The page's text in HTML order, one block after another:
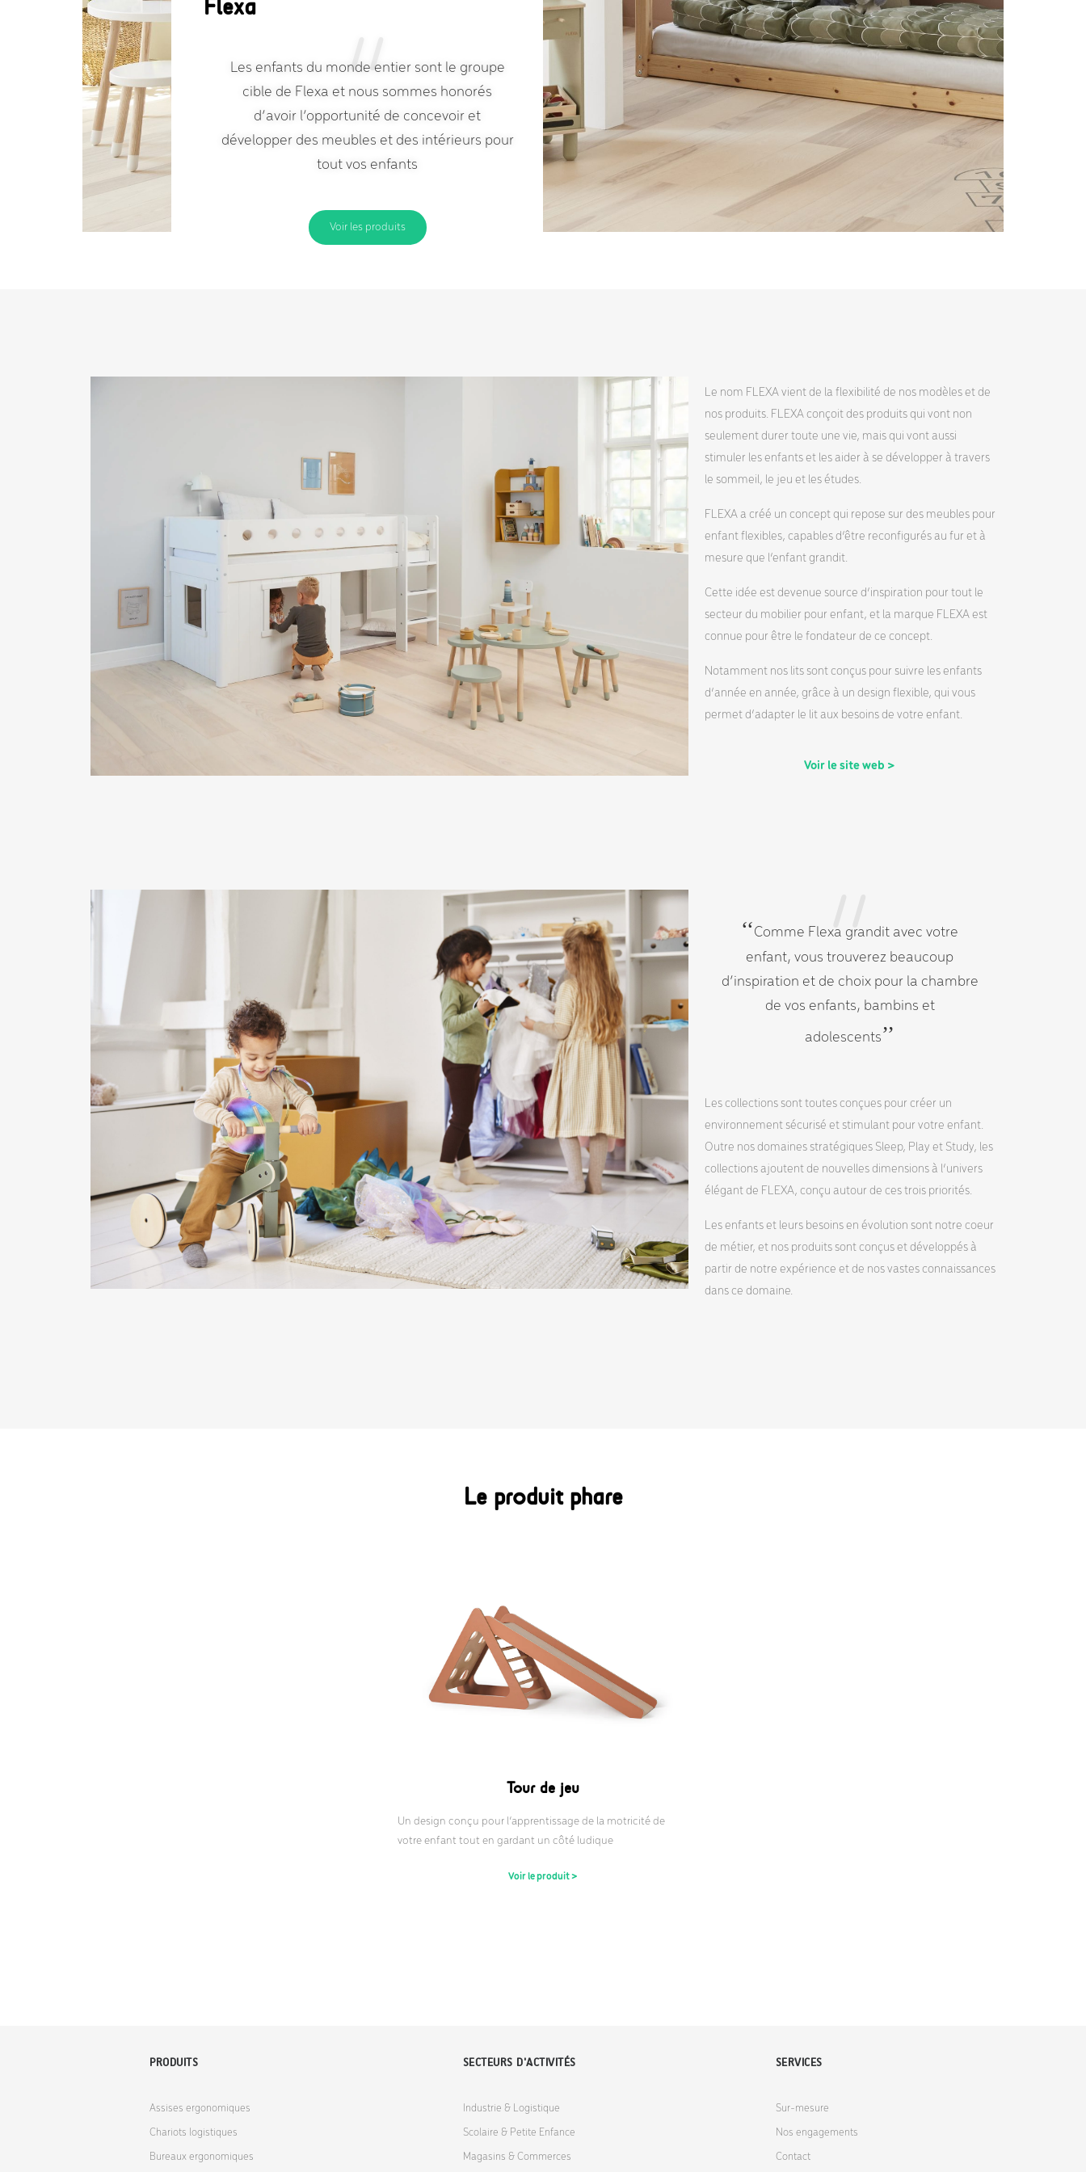
Flexa
Les enfants du monde entier sont le groupe
cible de Flexa et nous sommes honorés
d’avoir l’opportunité de concevoir et
développer des meubles et des intérieurs pour
tout vos enfants
Voir les produits
Le nom FLEXA vient de la flexibilité de nos modèles et de
nos produits. FLEXA conçoit des produits qui vont non
seulement durer toute une vie, mais qui vont aussi
stimuler les enfants et les aider à se développer à travers
le sommeil, le jeu et les études.
FLEXA a créé un concept qui repose sur des meubles pour
enfant flexibles, capables d’être reconfigurés au fur et à
mesure que l’enfant grandit.
Cette idée est devenue source d’inspiration pour tout le
secteur du mobilier pour enfant, et la marque FLEXA est
connue pour être le fondateur de ce concept.
Notamment nos lits sont conçus pour suivre les enfants
d’année en année, grâce à un design flexible, qui vous
permet d’adapter le lit aux besoins de votre enfant.
Voir le site web >
‘‘Comme Flexa grandit avec votre
enfant, vous trouverez beaucoup
d’inspiration et de choix pour la chambre
de vos enfants, bambins et
adolescents’’
Les collections sont toutes conçues pour créer un
environnement sécurisé et stimulant pour votre enfant.
Outre nos domaines stratégiques Sleep, Play et Study, les
collections ajoutent de nouvelles dimensions à l’univers
élégant de FLEXA, conçu autour de ces trois priorités.
Les enfants et leurs besoins en évolution sont notre coeur
de métier, et nos produits sont conçus et développés à
partir de notre expérience et de nos vastes connaissances
dans ce domaine.
Le produit phare
Tour de jeu
Un design conçu pour l’apprentissage de la motricité de
votre enfant tout en gardant un côté ludique
Voir le produit >
PRODUITS
Assises ergonomiques
Chariots logistiques
Bureaux ergonomiques
SECTEURS D'ACTIVITÉS
Industrie & Logistique
Scolaire & Petite Enfance
Magasins & Commerces
SERVICES
Sur-mesure
Nos engagements
Contact